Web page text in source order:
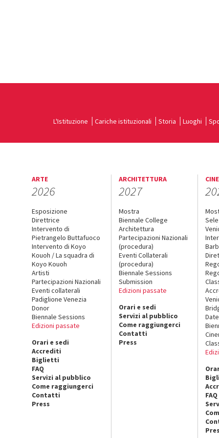
L'Istituzione Cariche istituzionali Storia Luoghi
ARTE
2026
Esposizione
Direttrice
Intervento di
Pietrangelo Buttafuoco
Intervento di Koyo
Kouoh / La squadra di
Koyo Kouoh
Artisti
Partecipazioni Nazionali
Eventi collaterali
Padiglione Venezia
Donor
Biennale Sessions
Edizioni passate
Orari e sedi
Accrediti
Biglietti
FAQ
Servizi al pubblico
Come raggiungerci
Contatti
Press
ARCHITETTURA
2027
Mostra
Biennale College
Architettura
Partecipazioni Nazionali
(procedura)
Eventi Collaterali
(procedura)
Biennale Sessions
Submission
Edizioni passate
Orari e sedi
Servizi al pubblico
Come raggiungerci
Contatti
Press
FAQ